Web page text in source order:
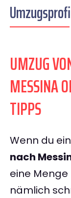
UMZUG
MESSINA
TIPPS
Wenn du
nach
eine Menge
nämlich